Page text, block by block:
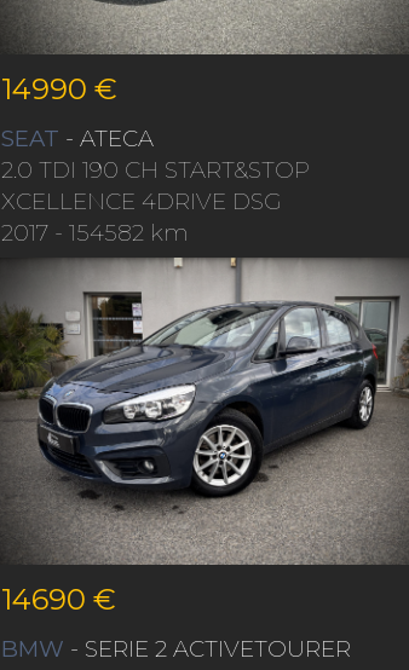
14990 €
SEAT - ATECA
2.0 TDI 190 CH START&STOP
XCELLENCE 4DRIVE DSG
2017- 154582 km
14690 €
BMW - SERIE 2 ACTIVETOURER